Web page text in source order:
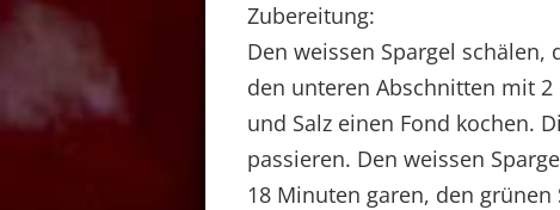
Zubereitung:
Den weissen Spargel
den unteren Abschnitten mit
und Salz einen Fond kochen.
passieren. Den weissen
18 Minuten garen, den